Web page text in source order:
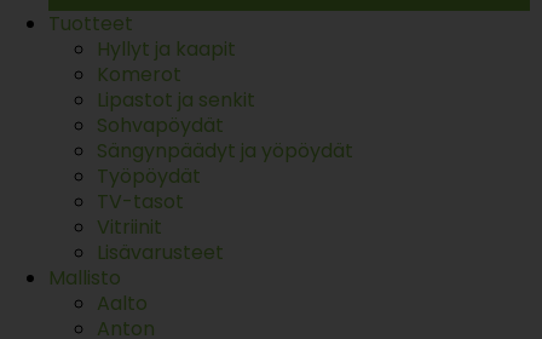
Tuotteet
Hyllyt ja kaapit
Komerot
Lipastot ja senkit
Sohvapöydät
Sängynpäädyt ja yöpöydät
Työpöydät
TV-tasot
Vitriinit
Lisävarusteet
Mallisto
Aalto
Anton